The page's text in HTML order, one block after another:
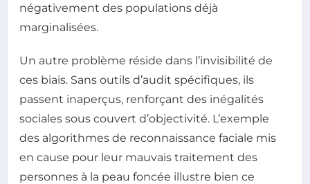
négativement des populations déjà
marginalisées.
Un autre problème réside dans l’invisibilité de
ces biais. Sans outils d’audit spécifiques, ils
passent inaperçus, renforçant des inégalités
sociales sous couvert d’objectivité. L’exemple
des algorithmes de reconnaissance faciale mis
en cause pour leur mauvais traitement des
personnes à la peau foncée illustre bien ce